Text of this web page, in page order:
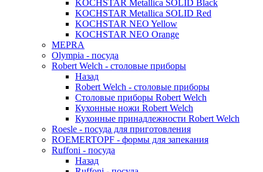
KOCHSTAR Metallica SOLID Black
KOCHSTAR Metallica SOLID Red
KOCHSTAR NEO Yellow
KOCHSTAR NEO Orange
MEPRA
Olympia - посуда
Robert Welch - столовые приборы
Назад
Robert Welch - столовые приборы
Столовые приборы Robert Welch
Кухонные ножи Robert Welch
Кухонные принадлежности Robert Welch
Roesle - посуда для приготовления
ROEMERTOPF - формы для запекания
Ruffoni - посуда
Назад